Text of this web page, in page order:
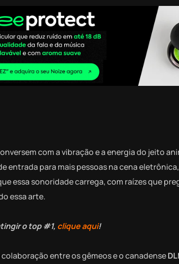
com a vibração e a energia do jeito
entrada para mais pessoas na cena
essa sonoridade carrega, com raízes que
essa arte.
o top #1, clique aqui!
colaboração entre os gêmeos e o canadense